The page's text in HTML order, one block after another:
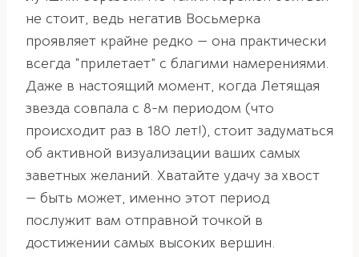
не стоит, ведь негатив Восьмерка
проявляет крайне редко — она практически
всегда “прилетает” с благими намерениями.
Даже в настоящий момент, когда Летящая
звезда совпала с 8-м периодом (что
происходит раз в 180 лет!), стоит задуматься
об активной визуализации ваших самых
заветных желаний. Хватайте удачу за хвост
— быть может, именно этот период
послужит вам отправной точкой в
достижении самых высоких вершин.